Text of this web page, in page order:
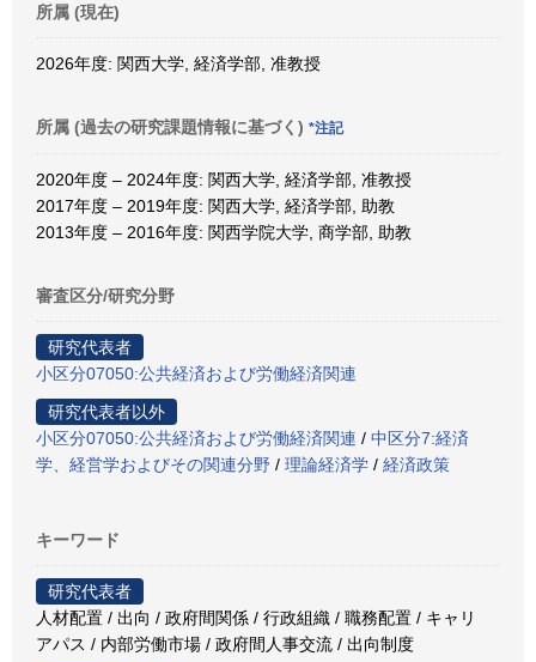
所属 (現在)
2026年度: 関西大学, 経済学部, 准教授
所属 (過去の研究課題情報に基づく) *注記
2020年度 – 2024年度: 関西大学, 経済学部, 准教授
2017年度 – 2019年度: 関西大学, 経済学部, 助教
2013年度 – 2016年度: 関西学院大学, 商学部, 助教
審査区分/研究分野
研究代表者
小区分07050:公共経済および労働経済関連
研究代表者以外
小区分07050:公共経済および労働経済関連 / 中区分7:経済
学、経営学およびその関連分野 / 理論経済学 / 経済政策
キーワード
研究代表者
人材配置 / 出向 / 政府間関係 / 行政組織 / 職務配置 / キャリ
アパス / 内部労働市場 / 政府間人事交流 / 出向制度